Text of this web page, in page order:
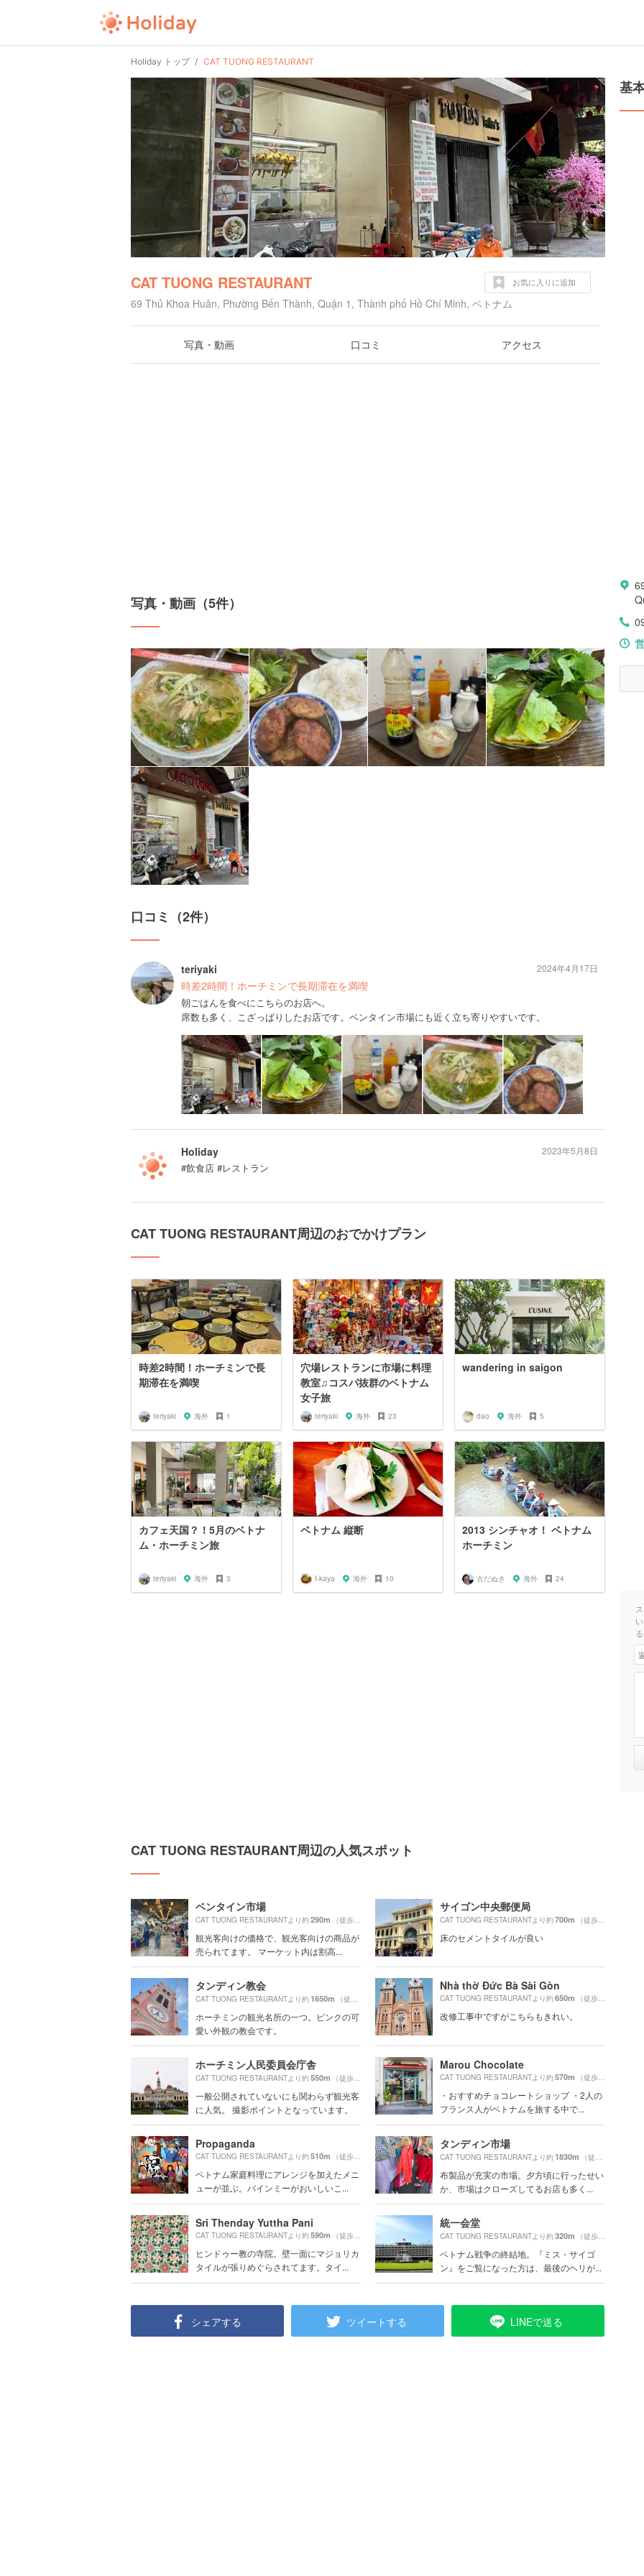
Holiday トップ CAT TUONG RESTAURANT
CAT TUONG RESTAURANT
69 Thủ Khoa Huân, Phường Bến Thành, Quận 1, Thành phố Hồ Chí Minh, ベトナム
お気に入りに追加
写真・動画 口コミ アクセス
写真・動画（5件）
口コミ（2件）
teriyaki
時差2時間！ホーチミンで長期滞在を満喫
朝ごはんを食べにこちらのお店へ。
席数も多く、こざっぱりしたお店です。ベンタイン市場にも近く立ち寄りやすいです。
2024年4月17日
Holiday
#飲食店 #レストラン
2023年5月8日
CAT TUONG RESTAURANT周辺のおでかけプラン
時差2時間！ホーチミンで長
期滞在を満喫
teriyaki 海外 1
穴場レストランに市場に料理
教室♫コスパ抜群のベトナム
女子旅
teriyaki 海外 23
wandering in saigon
dao 海外 5
カフェ天国？！5月のベトナ
ム・ホーチミン旅
teriyaki 海外 3
ベトナム 縦断
f-kaya 海外 10
2013 シンチャオ！ ベトナム
ホーチミン
古だぬき 海外 24
CAT TUONG RESTAURANT周辺の人気スポット
ベンタイン市場
CAT TUONG RESTAURANTより約290m （徒歩5分）
観光客向けの価格で、観光客向けの商品が
売られてます。 マーケット内は割高...
サイゴン中央郵便局
CAT TUONG RESTAURANTより約700m （徒歩12分）
床のセメントタイルが良い
タンディン教会
CAT TUONG RESTAURANTより約1650m （徒歩28分）
ホーチミンの観光名所の一つ。ピンクの可
愛い外観の教会です。
Nhà thờ Đức Bà Sài Gòn
CAT TUONG RESTAURANTより約650m （徒歩11分）
改修工事中ですがこちらもきれい。
ホーチミン人民委員会庁舎
CAT TUONG RESTAURANTより約550m （徒歩10分）
一般公開されていないにも関わらず観光客
に人気。 撮影ポイントとなっています。
Marou Chocolate
CAT TUONG RESTAURANTより約570m （徒歩10分）
・おすすめチョコレートショップ ・2人の
フランス人がベトナムを旅する中で...
Propaganda
CAT TUONG RESTAURANTより約510m （徒歩9分）
ベトナム家庭料理にアレンジを加えたメニ
ューが並ぶ。バインミーがおいしいこ...
タンディン市場
CAT TUONG RESTAURANTより約1830m （徒歩31分）
布製品が充実の市場。夕方頃に行ったせい
か、市場はクローズしてるお店も多く...
Sri Thenday Yuttha Pani
CAT TUONG RESTAURANTより約590m （徒歩10分）
ヒンドゥー教の寺院。壁一面にマジョリカ
タイルが張りめぐらされてます。タイ...
統一会堂
CAT TUONG RESTAURANTより約320m （徒歩6分）
ベトナム戦争の終結地。『ミス・サイゴ
ン』をご覧になった方は、最後のヘリが...
シェアする ツイートする LINEで送る
基